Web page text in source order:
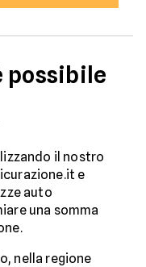
possibile
il nostro
e
auto
una somma
nella regione